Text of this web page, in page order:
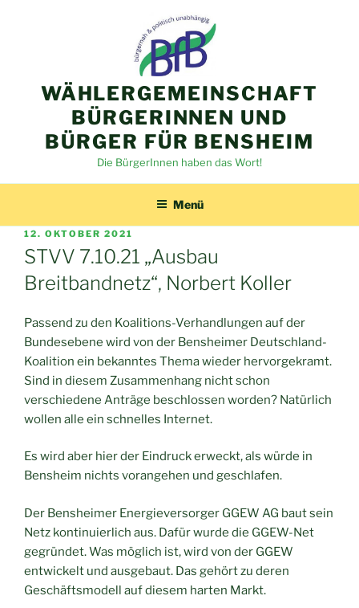
WÄHLERGEMEINSCHAFT
BÜRGERINNEN UND
BÜRGER FÜR BENSHEIM
Die BürgerInnen haben das Wort!
Menü
VERÖFFENTLICHT
AM
12. OKTOBER 2021
STVV 7.10.21 „Ausbau
Breitbandnetz“, Norbert Koller
Passend zu den Koalitions-Verhandlungen auf der
Bundesebene wird von der Bensheimer Deutschland-
Koalition ein bekanntes Thema wieder hervorgekramt.
Sind in diesem Zusammenhang nicht schon
verschiedene Anträge beschlossen worden? Natürlich
wollen alle ein schnelles Internet.
Es wird aber hier der Eindruck erweckt, als würde in
Bensheim nichts vorangehen und geschlafen.
Der Bensheimer Energieversorger GGEW AG baut sein
Netz kontinuierlich aus. Dafür wurde die GGEW-Net
gegründet. Was möglich ist, wird von der GGEW
entwickelt und ausgebaut. Das gehört zu deren
Geschäftsmodell auf diesem harten Markt.